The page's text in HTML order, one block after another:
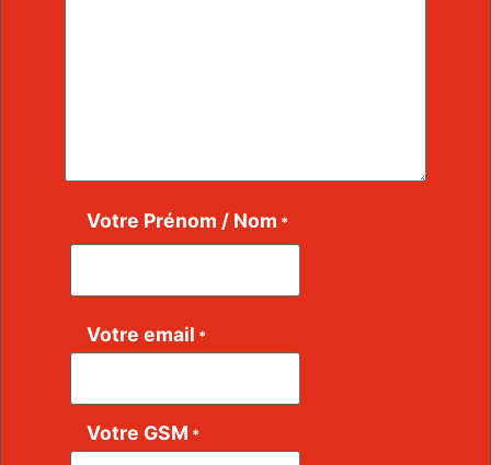
Votre Prénom / Nom *
Votre email *
Votre GSM *